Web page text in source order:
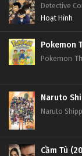
Detective
Hoạt Hình
Pokemon
Pokemon
Naruto
Naruto
Cầm Tù